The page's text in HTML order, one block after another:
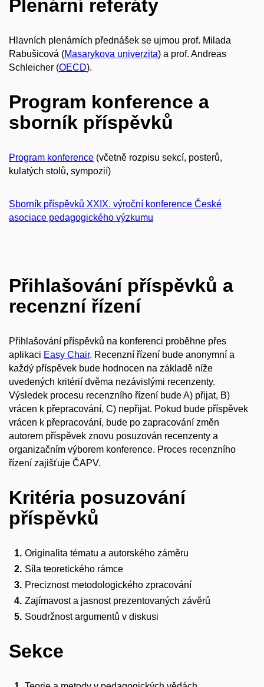
Plenární referáty
Hlavních plenárních přednášek se ujmou prof. Milada
Rabušicová (Masarykova univerzita) a prof. Andreas
Schleicher (OECD).
Program konference a
sborník příspěvků
Program konference (včetně rozpisu sekcí, posterů,
kulatých stolů, sympozií)
Sborník příspěvků XXIX. výroční konference České
asociace pedagogického výzkumu
Přihlašování příspěvků a
recenzní řízení
Přihlašování příspěvků na konferenci proběhne přes
aplikaci Easy Chair. Recenzní řízení bude anonymní a
každý příspěvek bude hodnocen na základě níže
uvedených kritérií dvěma nezávislými recenzenty.
Výsledek procesu recenzního řízení bude A) přijat, B)
vrácen k přepracování, C) nepřijat. Pokud bude příspěvek
vrácen k přepracování, bude po zapracování změn
autorem příspěvek znovu posuzován recenzenty a
organizačním výborem konference. Proces recenzního
řízení zajišťuje ČAPV.
Kritéria posuzování
příspěvků
Originalita tématu a autorského záměru
Síla teoretického rámce
Preciznost metodologického zpracování
Zajímavost a jasnost prezentovaných závěrů
Soudržnost argumentů v diskusi
Sekce